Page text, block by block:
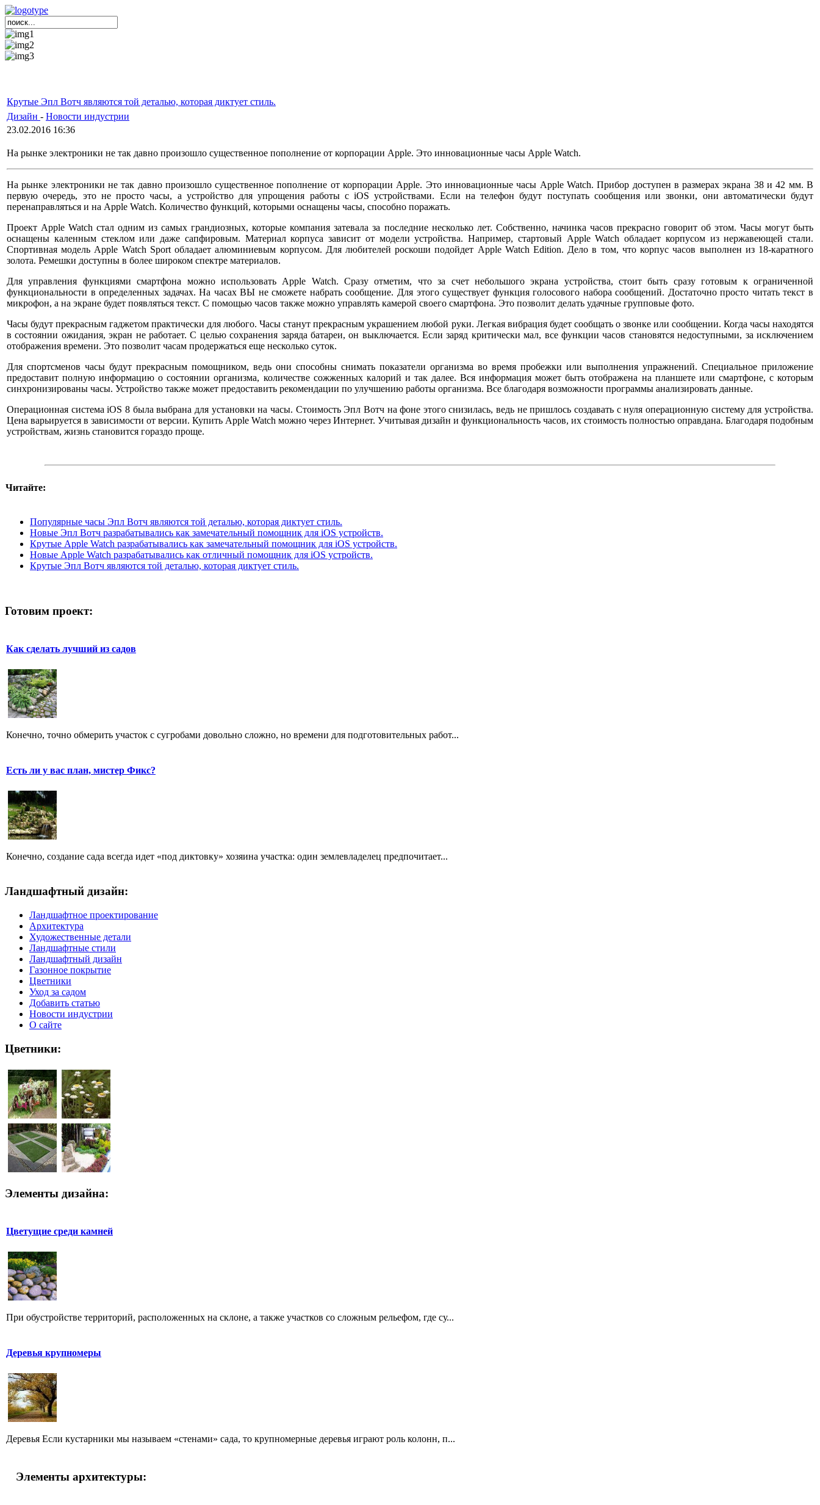
Крутые Эпл Вотч являются той деталью, которая диктует стиль.
Дизайн - Новости индустрии
23.02.2016 16:36
На рынке электроники не так давно произошло существенное пополнение от корпорации Apple. Это инновационные часы Apple Watch.
На рынке электроники не так давно произошло существенное пополнение от корпорации Apple. Это инновационные часы Apple Watch. Прибор доступен в размерах экрана 38 и 42 мм. В
первую очередь, это не просто часы, а устройство для упрощения работы с iOS устройствами. Если на телефон будут поступать сообщения или звонки, они автоматически будут
перенаправляться и на Apple Watch. Количество функций, которыми оснащены часы, способно поражать.
Проект Apple Watch стал одним из самых грандиозных, которые компания затевала за последние несколько лет. Собственно, начинка часов прекрасно говорит об этом. Часы могут быть
оснащены каленным стеклом или даже сапфировым. Материал корпуса зависит от модели устройства. Например, стартовый Apple Watch обладает корпусом из нержавеющей стали.
Спортивная модель Apple Watch Sport обладает алюминиевым корпусом. Для любителей роскоши подойдет Apple Watch Edition. Дело в том, что корпус часов выполнен из 18-каратного
золота. Ремешки доступны в более широком спектре материалов.
Для управления функциями смартфона можно использовать Apple Watch. Сразу отметим, что за счет небольшого экрана устройства, стоит быть сразу готовым к ограниченной
функциональности в определенных задачах. На часах ВЫ не сможете набрать сообщение. Для этого существует функция голосового набора сообщений. Достаточно просто читать текст в
микрофон, а на экране будет появляться текст. С помощью часов также можно управлять камерой своего смартфона. Это позволит делать удачные групповые фото.
Часы будут прекрасным гаджетом практически для любого. Часы станут прекрасным украшением любой руки. Легкая вибрация будет сообщать о звонке или сообщении. Когда часы находятся
в состоянии ожидания, экран не работает. С целью сохранения заряда батареи, он выключается. Если заряд критически мал, все функции часов становятся недоступными, за исключением
отображения времени. Это позволит часам продержаться еще несколько суток.
Для спортсменов часы будут прекрасным помощником, ведь они способны снимать показатели организма во время пробежки или выполнения упражнений. Специальное приложение
предоставит полную информацию о состоянии организма, количестве сожженных калорий и так далее. Вся информация может быть отображена на планшете или смартфоне, с которым
синхронизированы часы. Устройство также может предоставить рекомендации по улучшению работы организма. Все благодаря возможности программы анализировать данные.
Операционная система iOS 8 была выбрана для установки на часы. Стоимость Эпл Вотч на фоне этого снизилась, ведь не пришлось создавать с нуля операционную систему для устройства.
Цена варьируется в зависимости от версии. Купить Apple Watch можно через Интернет. Учитывая дизайн и функциональность часов, их стоимость полностью оправдана. Благодаря подобным
устройствам, жизнь становится гораздо проще.
Читайте:
Популярные часы Эпл Вотч являются той деталью, которая диктует стиль.
Новые Эпл Вотч разрабатывались как замечательный помощник для iOS устройств.
Крутые Apple Watch разрабатывались как замечательный помощник для iOS устройств.
Новые Apple Watch разрабатывались как отличный помощник для iOS устройств.
Крутые Эпл Вотч являются той деталью, которая диктует стиль.
Готовим проект:
Как сделать лучший из садов
Конечно, точно обмерить участок с сугробами довольно сложно, но времени для подготовительных работ...
Есть ли у вас план, мистер Фикс?
Конечно, создание сада всегда идет «под диктовку» хозяина участка: один землевладелец предпочитает...
Ландшафтный дизайн:
Ландшафтное проектирование
Архитектура
Художественные детали
Ландшафтные стили
Ландшафтный дизайн
Газонное покрытие
Цветники
Уход за садом
Добавить статью
Новости индустрии
О сайте
Цветники:
Элементы дизайна:
Цветущие среди камней
При обустройстве территорий, расположенных на склоне, а также участков со сложным рельефом, где су...
Деревья крупномеры
Деревья Если кустарники мы называем «стенами» сада, то крупномерные деревья играют роль колонн, п...
Элементы архитектуры: